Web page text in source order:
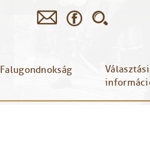
Falugondnokság
Választási